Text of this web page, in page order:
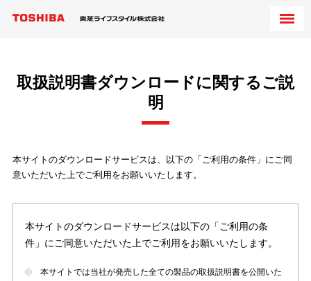
取扱説明書ダウンロードに関するご説
明
本サイトのダウンロードサービスは、以下の「ご利用の条件」にご同
意いただいた上でご利用をお願いいたします。
本サイトのダウンロードサービスは以下の「ご利用の条
件」にご同意いただいた上でご利用をお願いいたします。
本サイトでは当社が発売した全ての製品の取扱説明書を公開いた